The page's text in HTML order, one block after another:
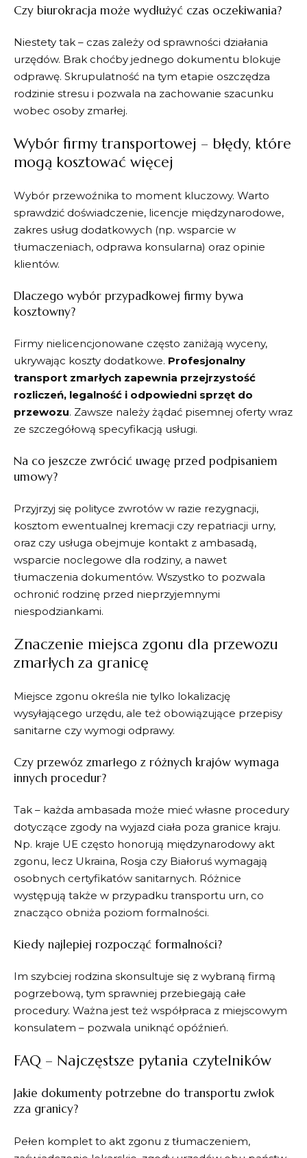
Czy biurokracja może wydłużyć czas oczekiwania?
Niestety tak – czas zależy od sprawności działania
urzędów. Brak choćby jednego dokumentu blokuje
odprawę. Skrupulatność na tym etapie oszczędza
rodzinie stresu i pozwala na zachowanie szacunku
wobec osoby zmarłej.
Wybór firmy transportowej – błędy, które
mogą kosztować więcej
Wybór przewoźnika to moment kluczowy. Warto
sprawdzić doświadczenie, licencje międzynarodowe,
zakres usług dodatkowych (np. wsparcie w
tłumaczeniach, odprawa konsularna) oraz opinie
klientów.
Dlaczego wybór przypadkowej firmy bywa
kosztowny?
Firmy nielicencjonowane często zaniżają wyceny,
ukrywając koszty dodatkowe. Profesjonalny
transport zmarłych zapewnia przejrzystość
rozliczeń, legalność i odpowiedni sprzęt do
przewozu. Zawsze należy żądać pisemnej oferty wraz
ze szczegółową specyfikacją usługi.
Na co jeszcze zwrócić uwagę przed podpisaniem
umowy?
Przyjrzyj się polityce zwrotów w razie rezygnacji,
kosztom ewentualnej kremacji czy repatriacji urny,
oraz czy usługa obejmuje kontakt z ambasadą,
wsparcie noclegowe dla rodziny, a nawet
tłumaczenia dokumentów. Wszystko to pozwala
ochronić rodzinę przed nieprzyjemnymi
niespodziankami.
Znaczenie miejsca zgonu dla przewozu
zmarłych za granicę
Miejsce zgonu określa nie tylko lokalizację
wysyłającego urzędu, ale też obowiązujące przepisy
sanitarne czy wymogi odprawy.
Czy przewóz zmarłego z różnych krajów wymaga
innych procedur?
Tak – każda ambasada może mieć własne procedury
dotyczące zgody na wyjazd ciała poza granice kraju.
Np. kraje UE często honorują międzynarodowy akt
zgonu, lecz Ukraina, Rosja czy Białoruś wymagają
osobnych certyfikatów sanitarnych. Różnice
występują także w przypadku transportu urn, co
znacząco obniża poziom formalności.
Kiedy najlepiej rozpocząć formalności?
Im szybciej rodzina skonsultuje się z wybraną firmą
pogrzebową, tym sprawniej przebiegają całe
procedury. Ważna jest też współpraca z miejscowym
konsulatem – pozwala uniknąć opóźnień.
FAQ – Najczęstsze pytania czytelników
Jakie dokumenty potrzebne do transportu zwłok
zza granicy?
Pełen komplet to akt zgonu z tłumaczeniem,